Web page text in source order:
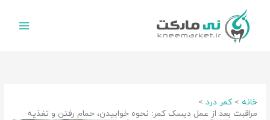
خانه
کمر درد
مراقبت بعد از عمل دیسک کمر: نحوه خوابیدن، حمام رفتن و تغذیه